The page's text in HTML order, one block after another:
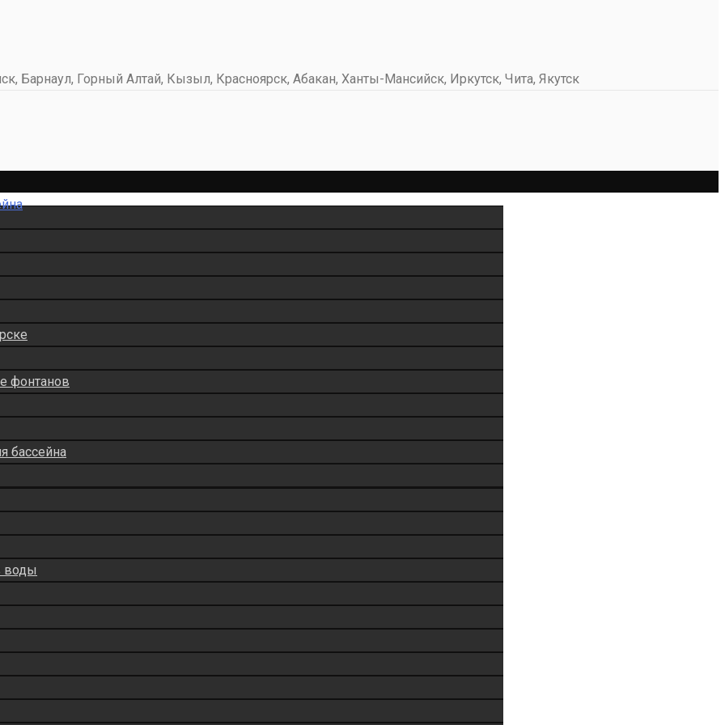
Барнаул, Горный Алтай, Кызыл, Красноярск, Абакан, Ханты-Мансийск, Иркутск, Чита, Якутск
фонтанов
бассейна
воды